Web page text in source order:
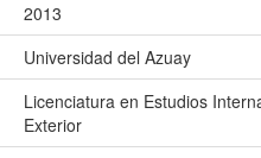
2013
Universidad del Azuay
Licenciatura en Estudios
Exterior